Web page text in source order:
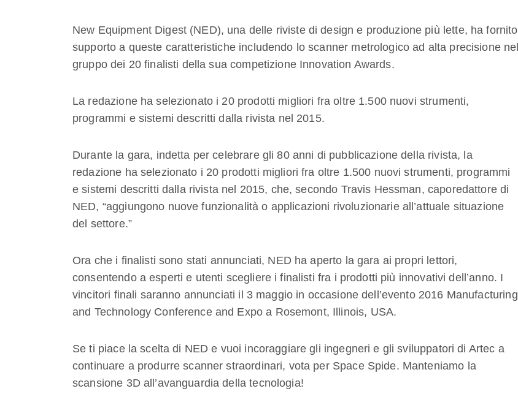
New Equipment Digest (NED), una delle riviste di design e produzione più lette, ha fornito
supporto a queste caratteristiche includendo lo scanner metrologico ad alta precisione nel
gruppo dei 20 finalisti della sua competizione Innovation Awards.
La redazione ha selezionato i 20 prodotti migliori fra oltre 1.500 nuovi strumenti,
programmi e sistemi descritti dalla rivista nel 2015.
Durante la gara, indetta per celebrare gli 80 anni di pubblicazione della rivista, la
redazione ha selezionato i 20 prodotti migliori fra oltre 1.500 nuovi strumenti, programmi
e sistemi descritti dalla rivista nel 2015, che, secondo Travis Hessman, caporedattore di
NED, “aggiungono nuove funzionalità o applicazioni rivoluzionarie all’attuale situazione
del settore.”
Ora che i finalisti sono stati annunciati, NED ha aperto la gara ai propri lettori,
consentendo a esperti e utenti scegliere i finalisti fra i prodotti più innovativi dell’anno. I
vincitori finali saranno annunciati il 3 maggio in occasione dell’evento 2016 Manufacturing
and Technology Conference and Expo a Rosemont, Illinois, USA.
Se ti piace la scelta di NED e vuoi incoraggiare gli ingegneri e gli sviluppatori di Artec a
continuare a produrre scanner straordinari, vota per Space Spide. Manteniamo la
scansione 3D all’avanguardia della tecnologia!